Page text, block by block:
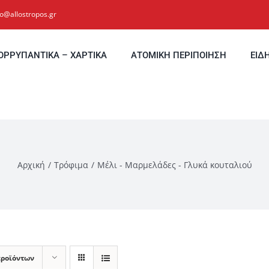
– ΧΑΡΤΙΚΑ ΑΤΟΜΙΚΗ ΠΕΡΙΠΟΙΗΣΗ
Αρχική Τρόφιμα Μέλι - Μαρμελάδες - Γλυκά κουταλιού